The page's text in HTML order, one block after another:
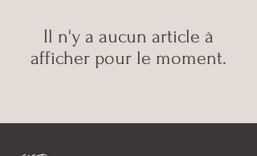
Il n'y a aucun article à
afficher pour le moment.